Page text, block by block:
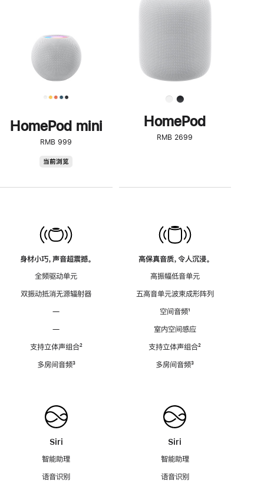
HomePod mini
RMB 999
当前浏览
身材小巧，声音超震撼。
全频驱动单元
双振动抵消无源辐射器
—
—
支持立体声组合脚
²
多房间音频脚
³
Siri
智能助理
语音识别
了
解
HomePod<
HomePod
RMB 2699
高保真音质，令人沉浸。
高振幅低音单元
五高音单元波束成形阵列
空间音频脚
¹
室内空间感应
支持立体声组合脚
²
多房间音频脚
³
Siri
智能助理
语音识别